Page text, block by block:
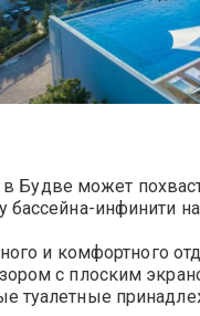
может
бассейна-инфинити
и комфортного
с плоским
туалетные